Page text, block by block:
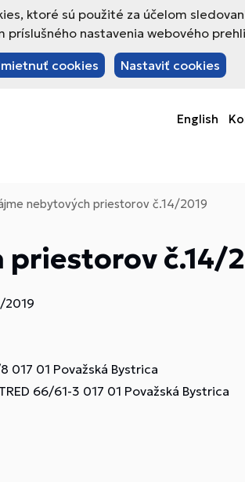
ktoré sú použité za účelom
nastavenia webového
cookies Nastaviť cookies
English
nebytových priestorov č.14/2019
č.14/
2019
017 01 Považská Bystrica
66/61-3 017 01 Považská Bystrica